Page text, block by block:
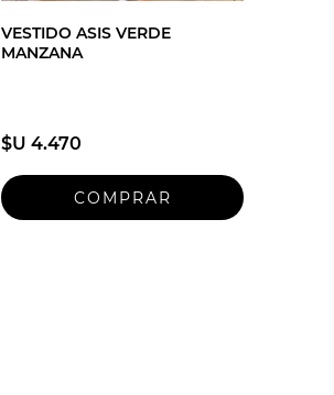
VESTIDO ASIS VERDE
MANZANA
$U 4.470